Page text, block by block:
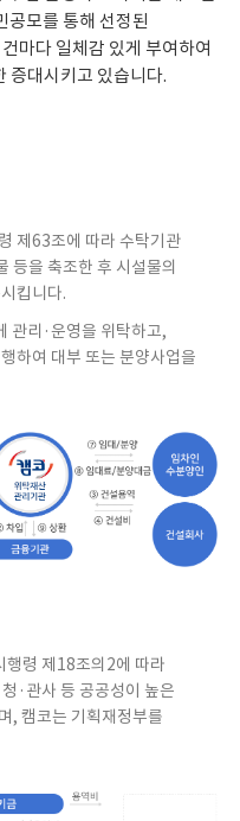
공모를 통해 선정된
마다 일체감 있게 부여하여
증대시키고 있습니다.
제63조에 따라 수탁기관
등을 축조한 후 시설물의
킵니다.
관리·운영을 위탁하고,
하여 대부 또는 분양사업을
령 제18조의2에 따라
·관사 등 공공성이 높은
, 캠코는 기획재정부를